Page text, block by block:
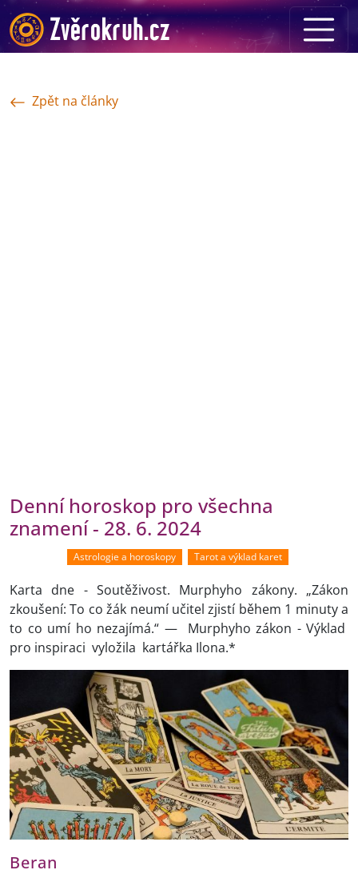
Zpět na články
Denní horoskop pro všechna
znamení - 28. 6. 2024
Astrologie a horoskopy Tarot a výklad karet
Karta dne - Soutěživost. Murphyho zákony. „Zákon
zkoušení: To co žák neumí učitel zjistí během 1 minuty a
to co umí ho nezajímá.“ — Murphyho zákon - Výklad
pro inspiraci vyložila kartářka Ilona.*
Beran